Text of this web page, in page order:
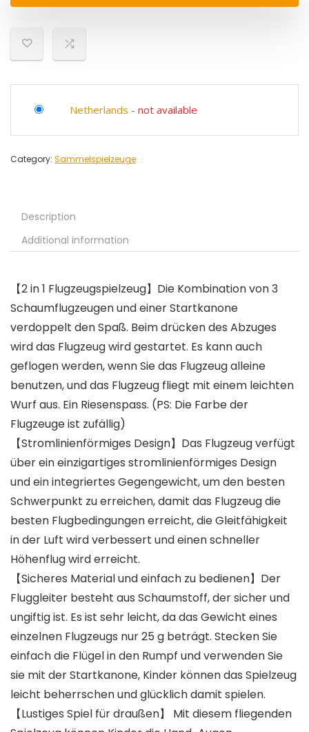
Netherlands - not available
Category: Sammelspielzeuge
Description
Additional information
【2 in 1 Flugzeugspielzeug】Die Kombination von 3
Schaumflugzeugen und einer Startkanone
verdoppelt den Spaß. Beim drücken des Abzuges
wird das Flugzeug wird gestartet. Es kann auch
geflogen werden, wenn Sie das Flugzeug alleine
benutzen, und das Flugzeug fliegt mit einem leichten
Wurf aus. Ein Riesenspass. (PS: Die Farbe der
Flugzeuge ist zufällig)
【Stromlinienförmiges Design】Das Flugzeug verfügt
über ein einzigartiges stromlinienförmiges Design
und ein integriertes Gegengewicht, um den besten
Schwerpunkt zu erreichen, damit das Flugzeug die
besten Flugbedingungen erreicht, die Gleitfähigkeit
in der Luft wird verbessert und einen schneller
Höhenflug wird erreicht.
【Sicheres Material und einfach zu bedienen】Der
Fluggleiter besteht aus Schaumstoff, der sicher und
ungiftig ist. Es ist sehr leicht, da das Gewicht eines
einzelnen Flugzeugs nur 25 g beträgt. Stecken Sie
einfach die Flügel in den Rumpf und verwenden Sie
sie mit der Startkanone, Kinder können das Spielzeug
leicht beherrschen und glücklich damit spielen.
【Lustiges Spiel für draußen】 Mit diesem fliegenden